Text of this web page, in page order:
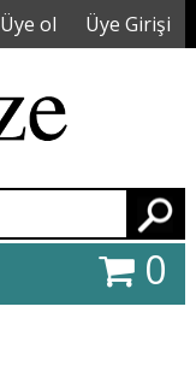
Üye ol Üye Girişi
0